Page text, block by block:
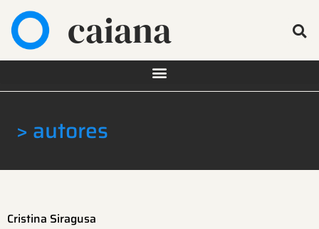
caiana
> autores
Cristina Siragusa